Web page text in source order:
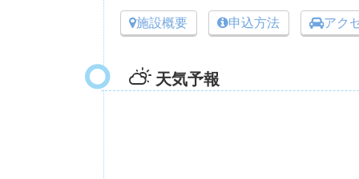
施設概要 申込方法 アク
天気予報